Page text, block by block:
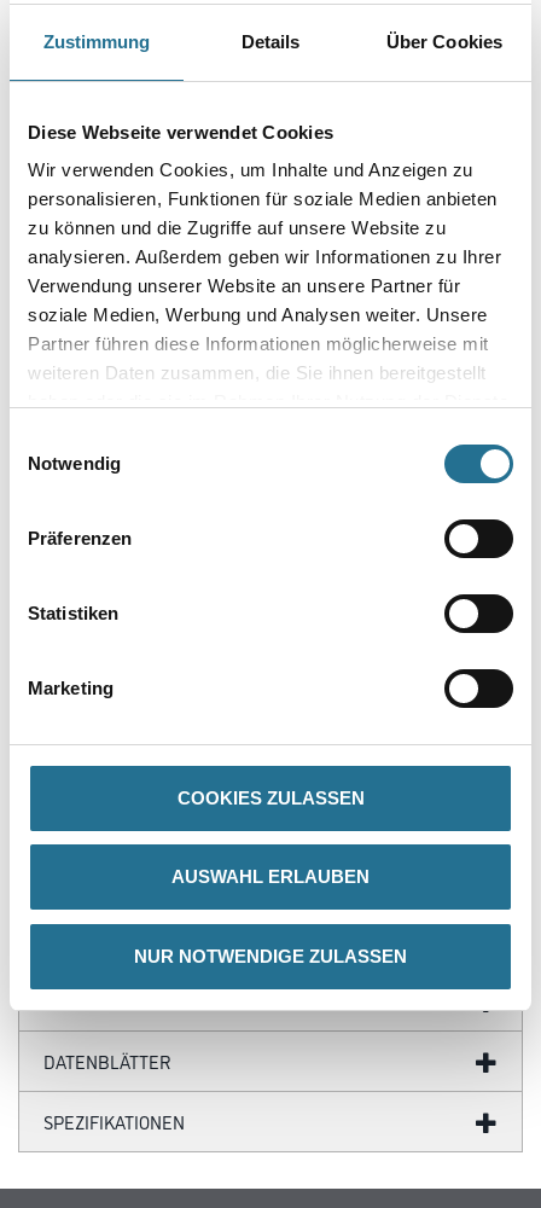
Zustimmung Details Über Cookies
Diese Webseite verwendet Cookies
Wir verwenden Cookies, um Inhalte und Anzeigen zu
personalisieren, Funktionen für soziale Medien anbieten
zu können und die Zugriffe auf unsere Website zu
analysieren. Außerdem geben wir Informationen zu Ihrer
Verwendung unserer Website an unsere Partner für
soziale Medien, Werbung und Analysen weiter. Unsere
Partner führen diese Informationen möglicherweise mit
weiteren Daten zusammen, die Sie ihnen bereitgestellt
Notwendig
Präferenzen
Statistiken
Marketing
COOKIES ZULASSEN
AUSWAHL ERLAUBEN
NUR NOTWENDIGE ZULASSEN
hergestellt. Recyceltes Polyester wird aus gesammeltem und
wiederverwendetem Plastik hergestellt. Schnelltrocknendes Material
behält Farbe und Form auch nach dem Waschen. Das Material hat
Farbtonbezeichnung
Umrechnungsfaktoren
- Moderne Passform
- Runder Halsausschnitt
- Rippenbündchen am Hals
DATENBLÄTTER
SPEZIFIKATIONEN